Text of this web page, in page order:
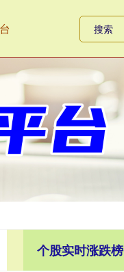
个股实时涨跌榜